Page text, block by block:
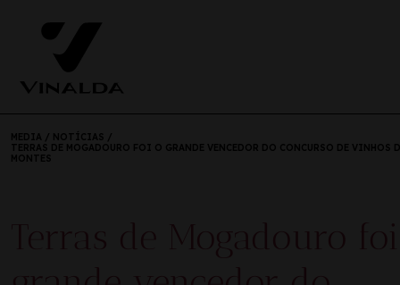
MEDIA / NOTÍCIAS /
TERRAS DE MOGADOURO FOI O GRANDE VENCEDOR DO CONCURSO DE VINHOS
MONTES